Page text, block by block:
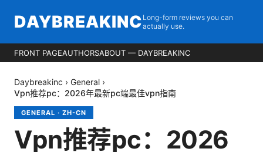
DAYBREAKINC Long-form reviews you can
actually use.
FRONT PAGEAUTHORSABOUT — DAYBREAKINC
Daybreakinc › General ›
Vpn推荐pc：2026年最新pc端最佳vpn指南
GENERAL · ZH-CN
Vpn推荐pc：2026